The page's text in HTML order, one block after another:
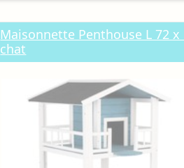
Maisonnette Penthouse L 72
chat